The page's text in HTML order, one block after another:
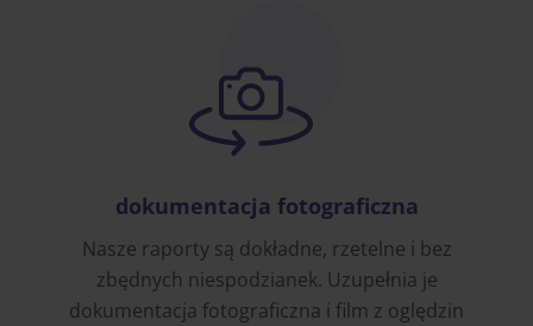
dokumentacja fotograficzna
Nasze raporty są dokładne, rzetelne i bez
zbędnych niespodzianek. Uzupełnia je
dokumentacja fotograficzna i film z oględzin